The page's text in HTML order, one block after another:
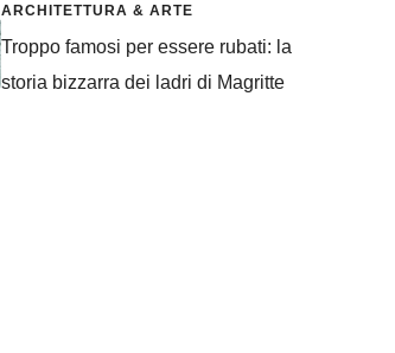
ARCHITETTURA & ARTE
Troppo famosi per essere rubati: la
storia bizzarra dei ladri di Magritte